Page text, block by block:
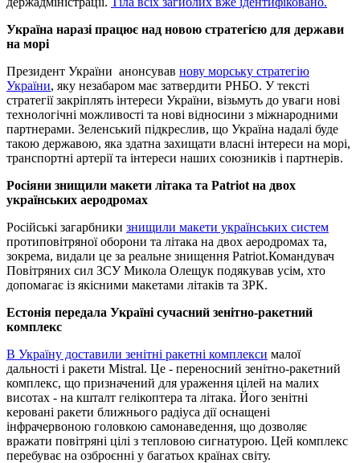
Україна наразі працює над новою стратегією для держави
на морі
Президент України анонсував нову морську стратегію
України, яку незабаром має затвердити РНБО. У тексті
стратегії закріплять інтереси України, візьмуть до уваги нові
технологічні можливості та нові відносини з міжнародними
партнерами. Зеленський підкреслив, що Україна надалі буде
такою державою, яка здатна захищати власні інтереси на морі,
транспортні артерії та інтереси наших союзників і партнерів.
Росіяни знищили макети літака та Patriot на двох
українських аеродромах
Російські загарбники знищили макети українських систем
протиповітряної оборони та літака на двох аеродромах та,
зокрема, видали це за реальне знищення Patriot.Командувач
Повітряних сил ЗСУ Микола Олещук подякував усім, хто
допомагає із якісними макетами літаків та ЗРК.
Естонія передала Україні сучасний зенітно-ракетний
комплекс
В Україну доставили зенітні ракетні комплекси малої
дальності і ракети Mistral. Це - переносний зенітно-ракетний
комплекс, що призначений для ураження цілей на малих
висотах - на кшталт гелікоптера та літака. Його зенітні
керовані ракети ближнього радіуса дії оснащені
інфрачервоною головкою самонаведення, що дозволяє
вражати повітряні цілі з тепловою сигнатурою. Цей комплекс
перебуває на озброєнні у багатьох країнах світу.